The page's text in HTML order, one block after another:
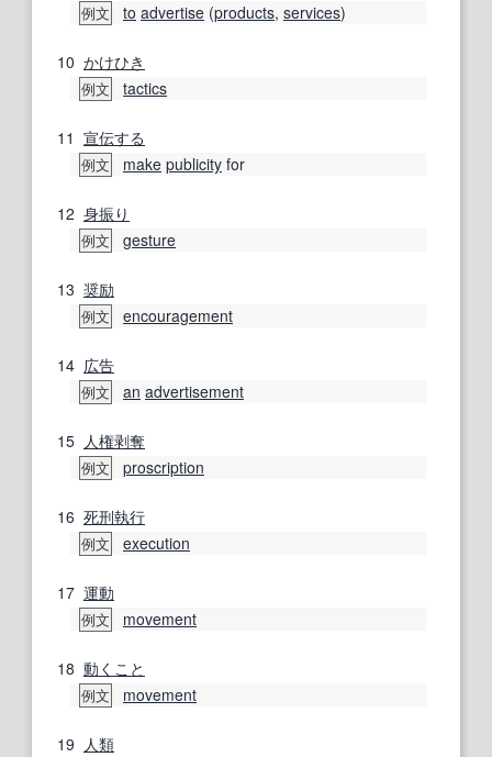
例文 to advertise (products, services)
10 かけひき
例文 tactics
11 宣伝する
例文 make publicity for
12 身振り
例文 gesture
13 奨励
例文 encouragement
14 広告
例文 an advertisement
15 人権剥奪
例文 proscription
16 死刑執行
例文 execution
17 運動
例文 movement
18 動くこと
例文 movement
19 人類